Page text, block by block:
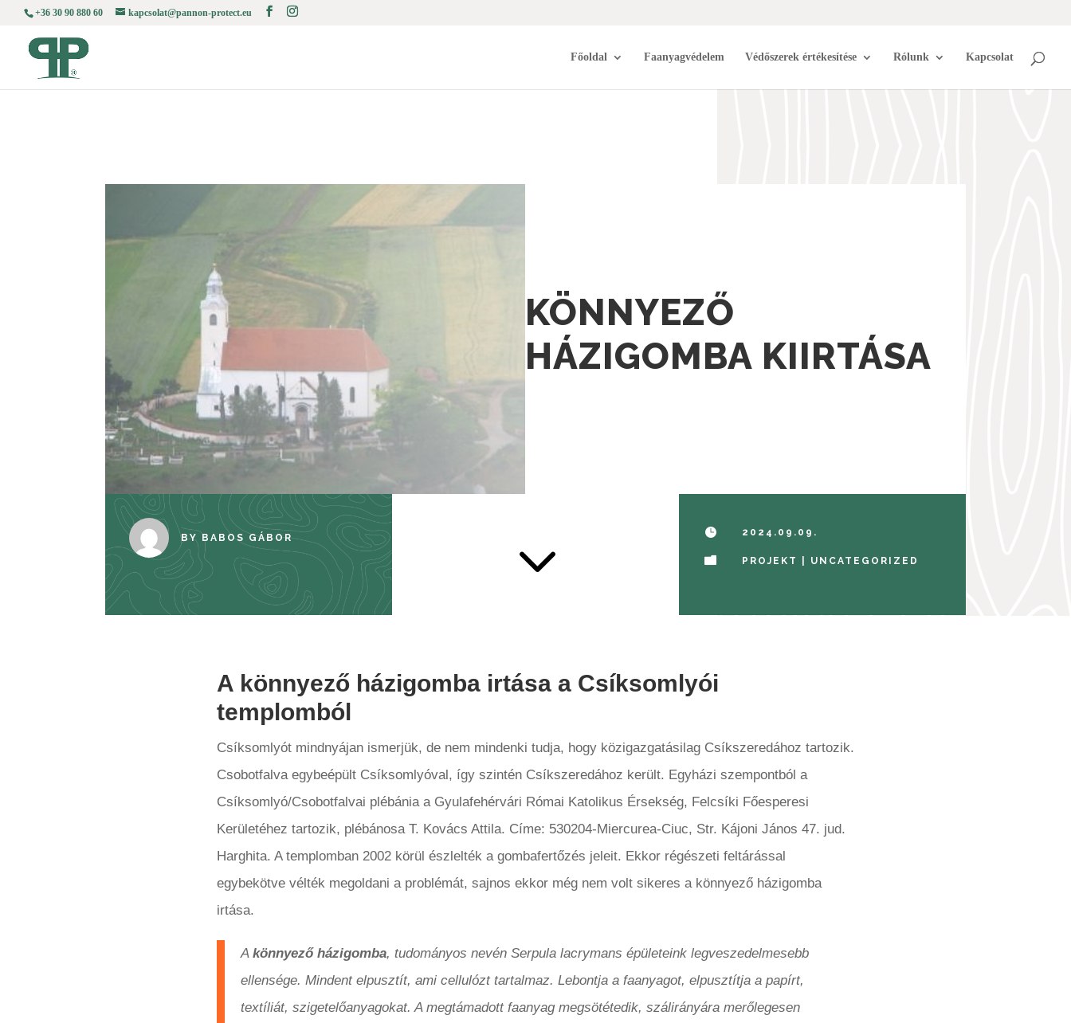
+36 30 90 880 60 kapcsolat@pannon-protect.eu
Főoldal Faanyagvédelem Védőszerek értékesítése Rólunk Kapcsolat
KÖNNYEZŐ
HÁZIGOMBA KIIRTÁSA
BYBABOS GÁBOR  2024.09.09.
 PROJEKT UNCATEGORIZED
3
A könnyező házigomba irtása a Csíksomlyói
templomból
Csíksomlyót mindnyájan ismerjük, de nem mindenki tudja, hogy közigazgatásilag Csíkszeredához tartozik.
Csobotfalva egybeépült Csíksomlyóval, így szintén Csíkszeredához került. Egyházi szempontból a
Csíksomlyó/Csobotfalvai plébánia a Gyulafehérvári Római Katolikus Érsekség, Felcsíki Főesperesi
Kerületéhez tartozik, plébánosa T. Kovács Attila. Címe: 530204-Miercurea-Ciuc, Str. Kájoni János 47. jud.
Harghita. A templomban 2002 körül észlelték a gombafertőzés jeleit. Ekkor régészeti feltárással
egybekötve vélték megoldani a problémát, sajnos ekkor még nem volt sikeres a könnyező házigomba
irtása.
A könnyező házigomba, tudományos nevén Serpula lacrymans épületeink legveszedelmesebb
ellensége. Mindent elpusztít, ami cellulózt tartalmaz. Lebontja a faanyagot, elpusztítja a papírt,
textíliát, szigetelőanyagokat. A megtámadott faanyag megsötétedik, szálirányára merőlegesen